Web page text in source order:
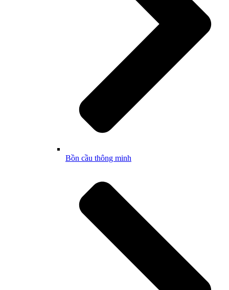
Bồn cầu thông minh